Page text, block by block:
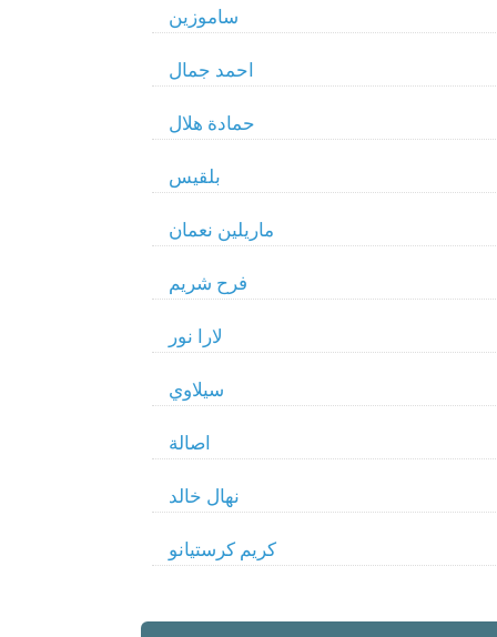
ساموزين
احمد جمال
حمادة هلال
بلقيس
ماريلين نعمان
فرح شريم
لارا نور
سيلاوي
اصالة
نهال خالد
كريم كرستيانو